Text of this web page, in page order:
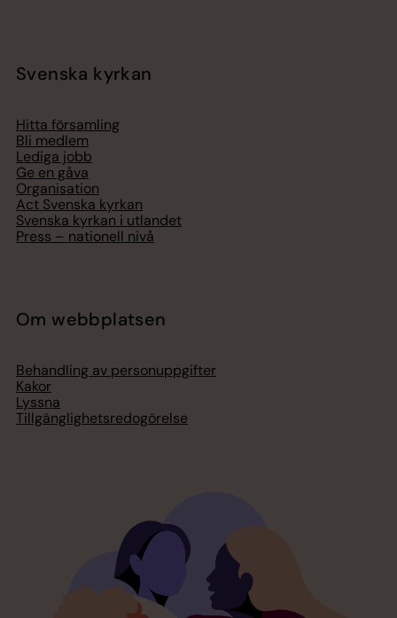
Svenska kyrkan
Hitta församling
Bli medlem
Lediga jobb
Ge en gåva
Organisation
Act Svenska kyrkan
Svenska kyrkan i utlandet
Press – nationell nivå
Om webbplatsen
Behandling av personuppgifter
Kakor
Lyssna
Tillgänglighetsredogörelse